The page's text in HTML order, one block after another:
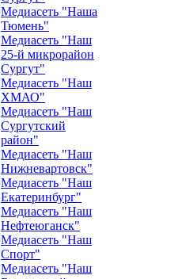
Медиасеть "Наша
Тюмень"
Медиасеть "Наш
25-й микрорайон
Сургут"
Медиасеть "Наш
ХМАО"
Медиасеть "Наш
Сургутский
район"
Медиасеть "Наш
Нижневартовск"
Медиасеть "Наш
Екатеринбург"
Медиасеть "Наш
Нефтеюганск"
Медиасеть "Наш
Спорт"
Медиасеть "Наш